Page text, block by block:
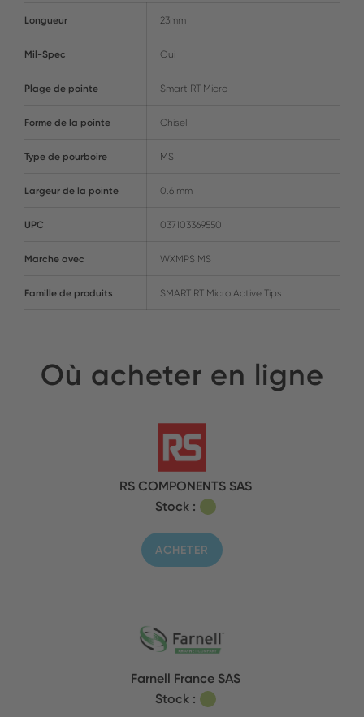
Longueur 23mm
Mil-Spec Oui
Plage de pointe Smart RT Micro
Forme de la pointe Chisel
Type de pourboire MS
Largeur de la pointe 0.6 mm
UPC 037103369550
Marche avec WXMPS MS
Famille de produits SMART RT Micro Active Tips
Où acheter en ligne
RS COMPONENTS SAS
Stock :
ACHETER
Farnell France SAS
Stock :